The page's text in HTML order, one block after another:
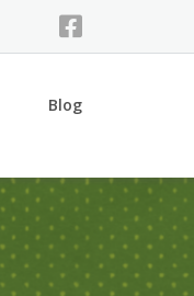
Blog